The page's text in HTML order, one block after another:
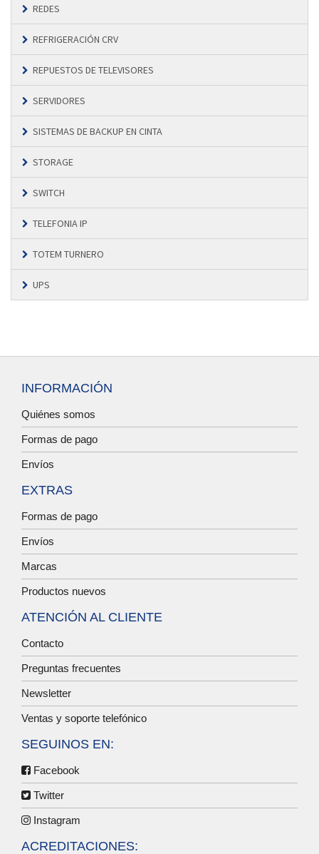
REDES
REFRIGERACIÓN CRV
REPUESTOS DE TELEVISORES
SERVIDORES
SISTEMAS DE BACKUP EN CINTA
STORAGE
SWITCH
TELEFONIA IP
TOTEM TURNERO
UPS
INFORMACIÓN
Quiénes somos
Formas de pago
Envíos
EXTRAS
Formas de pago
Envíos
Marcas
Productos nuevos
ATENCIÓN AL CLIENTE
Contacto
Preguntas frecuentes
Newsletter
Ventas y soporte telefónico
SEGUINOS EN:
Facebook
Twitter
Instagram
ACREDITACIONES: